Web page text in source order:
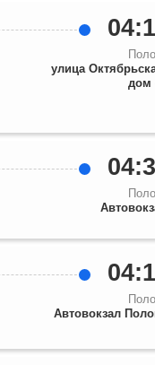
улица
дом
Автовокзал